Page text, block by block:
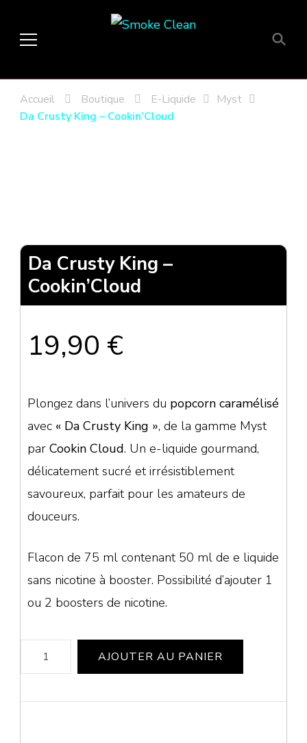
Smoke Clean
Accueil Boutique E-Liquide
Myst
Da Crusty King – Cookin’Cloud
Da Crusty King –
Cookin’Cloud
19,90 €
Plongez dans l’univers du popcorn caramélisé
avec « Da Crusty King », de la gamme Myst
par Cookin Cloud. Un e-liquide gourmand,
délicatement sucré et irrésistiblement
savoureux, parfait pour les amateurs de
douceurs.
Flacon de 75 ml contenant 50 ml de e liquide
sans nicotine à booster. Possibilité d’ajouter 1
ou 2 boosters de nicotine.
quantité
de
AJOUTER AU PANIER